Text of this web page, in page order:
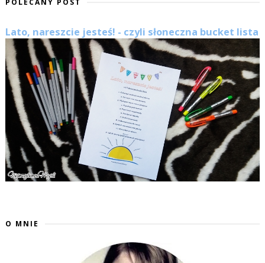
POLECANY POST
Lato, nareszcie jesteś! - czyli słoneczna bucket lista
O MNIE